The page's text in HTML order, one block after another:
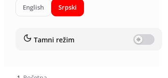
English Srpski
Tamni režim